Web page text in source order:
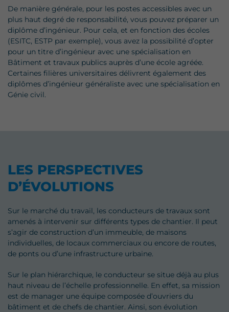
De manière générale, pour les postes accessibles avec un
plus haut degré de responsabilité, vous pouvez préparer un
diplôme d’ingénieur. Pour cela, et en fonction des écoles
(ESITC, ESTP par exemple), vous avez la possibilité d’opter
pour un titre d’ingénieur avec une spécialisation en
Bâtiment et travaux publics auprès d’une école agréée.
Certaines filières universitaires délivrent également des
diplômes d’ingénieur généraliste avec une spécialisation en
Génie civil.
LES PERSPECTIVES
D’ÉVOLUTIONS
Sur le marché du travail, les conducteurs de travaux sont
amenés à intervenir sur différents types de chantier. Il peut
s’agir de construction d’un immeuble, de maisons
individuelles, de locaux commerciaux ou encore de routes,
de ponts ou d’une infrastructure urbaine.
Sur le plan hiérarchique, le conducteur se situe déjà au plus
haut niveau de l’échelle professionnelle. En effet, sa mission
est de manager une équipe composée d’ouvriers du
bâtiment et de chefs de chantier. Ainsi, son évolution